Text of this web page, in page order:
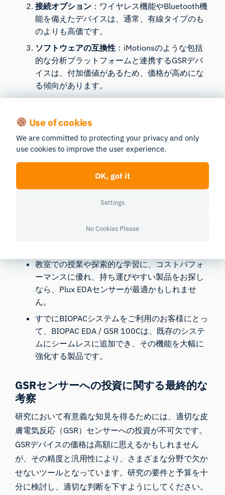
接続オプション ：ワイヤレス機能やBluetooth機
能を備えたデバイスは、通常、有線タイプのも
のよりも高価です。
ソフトウェアの互換性 ：iMotionsのような包括
的な分析プラットフォームと連携するGSRデバ
イスは、付加価値があるため、価格が高めにな
る傾向があります。
ク皮膚反応測定器の総費用が高くなる可能性が
あります。
GSR機器を購入する際の正しい選び方
GSR装置を選定する際は、ご自身の研究や用途の具体
的なニーズを考慮してください。例えば：
教室での授業や探索的な学習に、コストパフォ
ーマンスに優れ、持ち運びやすい製品をお探し
なら、Plux EDAセンサーが最適かもしれませ
ん。
すでにBIOPACシステムをご利用のお客様にとっ
て、BIOPAC EDA / GSR 100Cは、既存のシステ
ムにシームレスに追加でき、その機能を大幅に
強化する製品です。
GSRセンサーへの投資に関する最終的な
考察
研究において有意義な知見を得るためには、適切な皮
膚電気反応（GSR）センサーへの投資が不可欠です。
GSRデバイスの価格は高額に思えるかもしれません
が、その精度と汎用性により、さまざまな分野で欠か
せないツールとなっています。研究の要件と予算を十
分に検討し、適切な判断を下すようにしてください。
Use of cookies
We are committed to protecting your privacy and only
use cookies to improve the user experience.
OK, got it
Settings
No Cookies Please